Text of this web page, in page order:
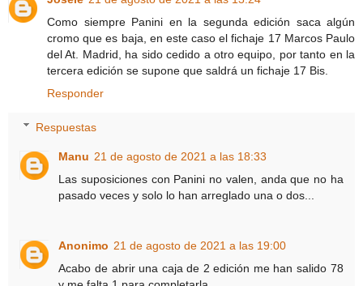
Como siempre Panini en la segunda edición saca algún
cromo que es baja, en este caso el fichaje 17 Marcos Paulo
del At. Madrid, ha sido cedido a otro equipo, por tanto en la
tercera edición se supone que saldrá un fichaje 17 Bis.
Responder
Respuestas
Manu 21 de agosto de 2021 a las 18:33
Las suposiciones con Panini no valen, anda que no ha
pasado veces y solo lo han arreglado una o dos...
Anonimo 21 de agosto de 2021 a las 19:00
Acabo de abrir una caja de 2 edición me han salido 78